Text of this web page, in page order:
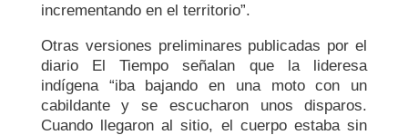
incrementando en el territorio”.
Otras versiones preliminares publicadas por el
diario El Tiempo señalan que la lideresa
indígena “iba bajando en una moto con un
cabildante y se escucharon unos disparos.
Cuando llegaron al sitio, el cuerpo estaba sin